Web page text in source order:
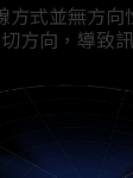
方式並無方
方向，導致